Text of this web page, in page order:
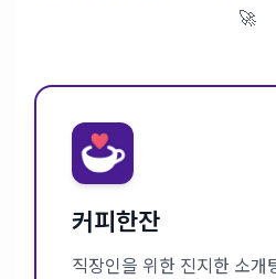
🚀
커피한잔
직장인을 위한 진지한 소개